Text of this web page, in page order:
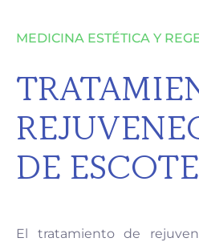
MEDICINA ESTÉTICA Y
DE ESCOTE
El tratamiento de